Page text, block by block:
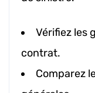
Vérifiez les
contrat.
Comparez